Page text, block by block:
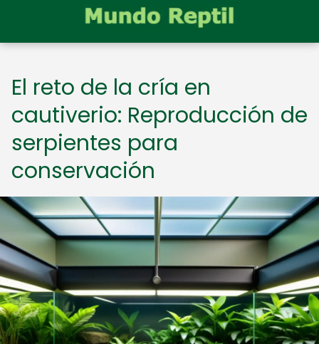
El reto de la cría en
cautiverio: Reproducción de
serpientes para
conservación